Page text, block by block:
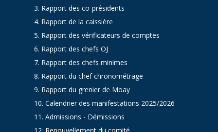
3. Rapport des co-présidents
4. Rapport de la caissière
5. Rapport des vérificateurs de comptes
6. Rapport des chefs OJ
7. Rapport des chefs minimes
8. Rapport du chef chronométrage
9. Rapport du grenier de Moay
10. Calendrier des manifestations 2025/2026
11. Admissions - Démissions